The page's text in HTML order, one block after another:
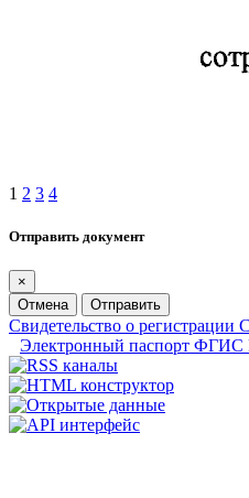
1 2 3 4
Отправить документ
×
Отмена
Отправить
Свидетельство о
Электронный паспорт